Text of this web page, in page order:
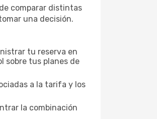
comparar distintas
una decisión.
tu reserva en
sobre tus planes de
a la tarifa y los
la combinación